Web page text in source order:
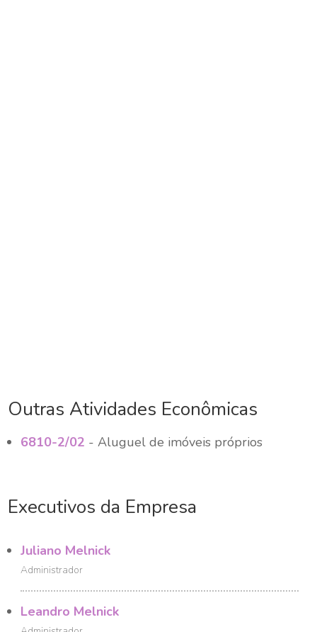
Outras Atividades Econômicas
6810-2/02 - Aluguel de imóveis próprios
Executivos da Empresa
Juliano Melnick
Administrador
Leandro Melnick